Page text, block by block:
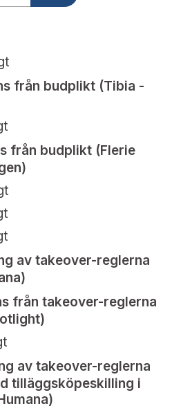
från budplikt (Tibia -
från budplikt (Flerie
av takeover-reglerna
från takeover-reglerna
av takeover-reglerna
tilläggsköpeskilling i